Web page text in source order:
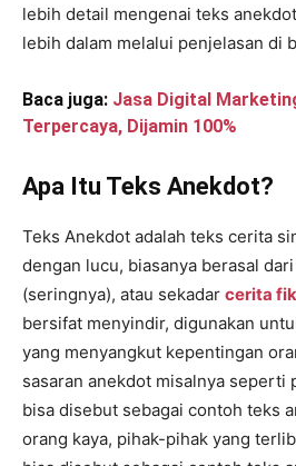
lebih detail mengenai teks
lebih dalam melalui penjelasan di
Baca juga: Jasa Digital
Terpercaya, Dijamin 100%
Apa Itu Teks Anekdot?
Teks Anekdot adalah teks cerita
dengan lucu, biasanya berasal
(seringnya), atau sekadar cerita
bersifat menyindir, digunakan
yang menyangkut kepentingan
sasaran anekdot misalnya seperti
bisa disebut sebagai contoh teks
orang kaya, pihak-pihak yang